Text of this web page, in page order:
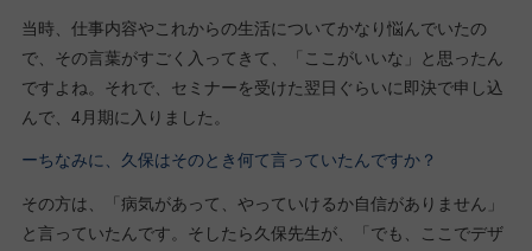
当時、仕事内容やこれからの生活についてかなり悩んでいたの
で、その言葉がすごく入ってきて、「ここがいいな」と思ったん
ですよね。それで、セミナーを受けた翌日ぐらいに即決で申し込
んで、4月期に入りました。
ーちなみに、久保はそのとき何て言っていたんですか？
その方は、「病気があって、やっていけるか自信がありません」
と言っていたんです。そしたら久保先生が、「でも、ここでデザ